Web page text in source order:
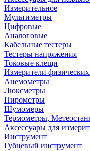
Измерительное
Мультиметры
Цифровые
Аналоговые
Кабельные тестеры
Тестеры напряжения
Токовые клещи
Измерители
Анемометры
Люксметры
Пирометры
Шумомеры
Термометры,
Аксессуары для
Инструмент
Губцевый инструмент